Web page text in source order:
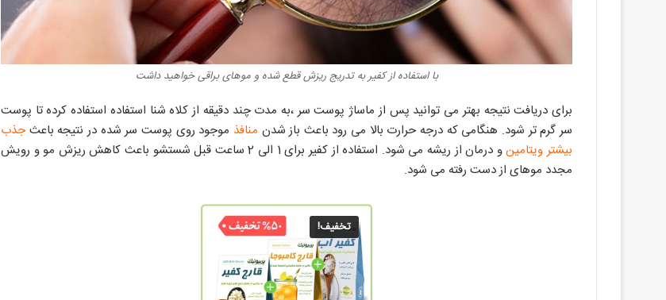
با استفاده از کفیر به تدریج ریزش قطع شده و موهای براقی خواهید داشت
برای دریافت نتیجه بهتر می توانید پس از ماساژ پوست سر ،به مدت چند دقیقه از کلاه شنا استفاده استفاده کرده تا پوست
سر گرم تر شود. هنگامی که درجه حرارت بالا می رود باعث باز شدن منافذ موجود روی پوست سر شده در نتیجه باعثجذب
بیشتر ویتامین
و درمان از ریشه می شود. استفاده از کفیر برای 1 الی 2 ساعت قبل شستشو باعث کاهش ریزش مو و رویش
مجدد موهای از دست رفته می شود.
تخفیف!